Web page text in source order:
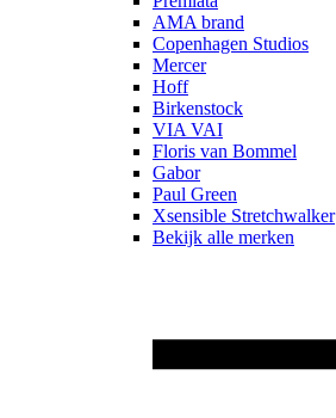
AMA brand
Copenhagen Studios
Mercer
Hoff
Birkenstock
VIA VAI
Floris van Bommel
Gabor
Paul Green
Xsensible Stretchwalker
Bekijk alle merken